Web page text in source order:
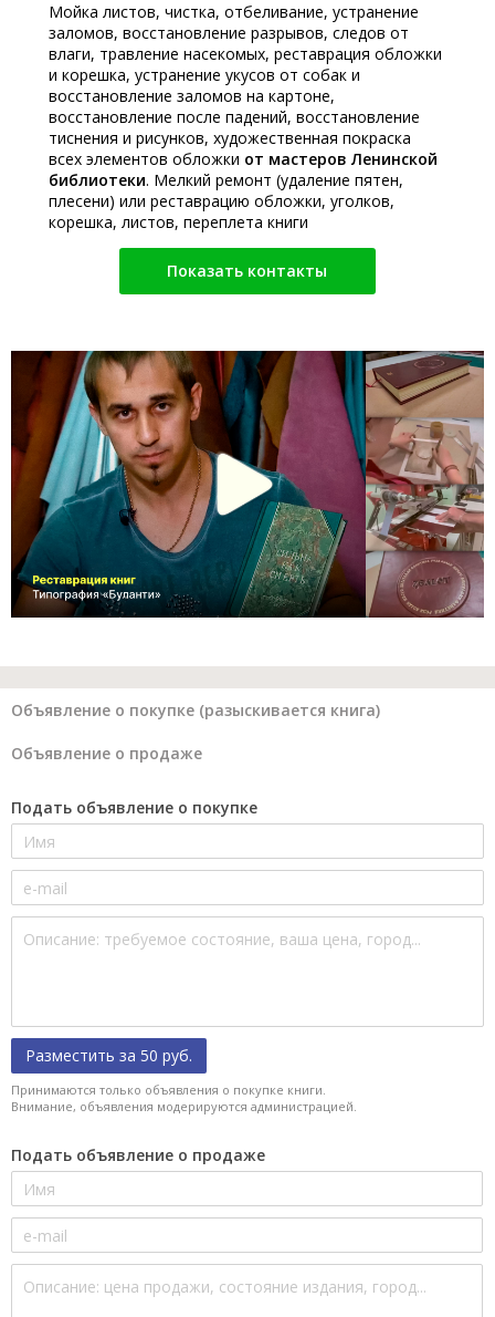
Мойка листов, чистка, отбеливание, устранение
заломов, восстановление разрывов, следов от
влаги, травление насекомых, реставрация обложки
и корешка, устранение укусов от собак и
восстановление заломов на картоне,
восстановление после падений, восстановление
тиснения и рисунков, художественная покраска
всех элементов обложки от мастеров Ленинской
библиотеки. Мелкий ремонт (удаление пятен,
плесени) или реставрацию обложки, уголков,
корешка, листов, переплета книги
Показать контакты
Объявление о покупке (разыскивается книга)
Объявление о продаже
Подать объявление о покупке
Разместить за 50 руб.
Принимаются только объявления о покупке книги.
Внимание, объявления модерируются администрацией.
Подать объявление о продаже